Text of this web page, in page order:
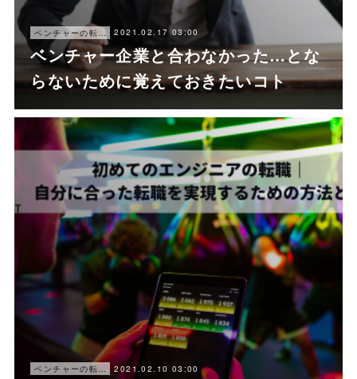
ベンチャーの転職ノウハウ 2021.02.17 03:00
ベンチャー企業と合わなかった…とな
らないために覚えておきたいコト
ベンチャーの転職ノウハウ 2021.02.10 03:00